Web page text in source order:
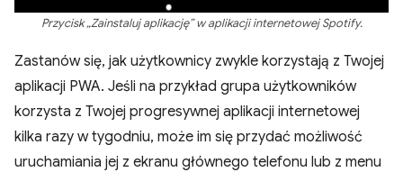
Przycisk „Zainstaluj aplikację” w aplikacji internetowej Spotify.
Zastanów się, jak użytkownicy zwykle korzystają z Twojej
aplikacji PWA. Jeśli na przykład grupa użytkowników
korzysta z Twojej progresywnej aplikacji internetowej
kilka razy w tygodniu, może im się przydać możliwość
uruchamiania jej z ekranu głównego telefonu lub z menu